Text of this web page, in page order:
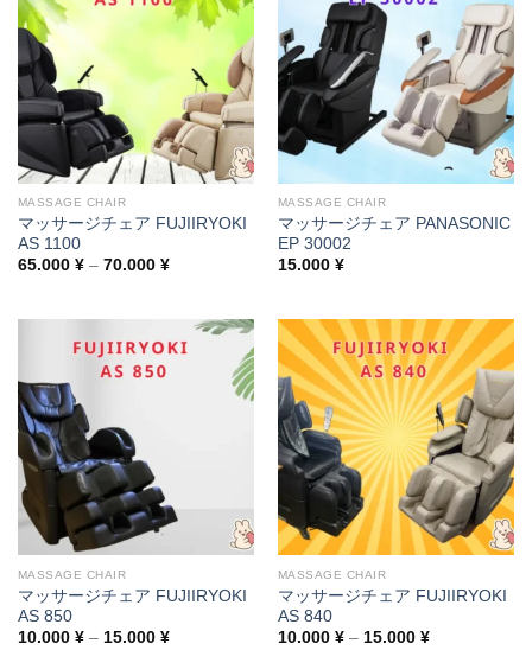
MASSAGE CHAIR
マッサージチェア FUJIIRYOKI
AS 1100
65.000 ¥ – 70.000 ¥Price
70.000 ¥
MASSAGE CHAIR
マッサージチェア PANASONIC
EP 30002
15.000 ¥
MASSAGE CHAIR
マッサージチェア FUJIIRYOKI
AS 850
10.000 ¥ – 15.000 ¥Price
MASSAGE CHAIR
マッサージチェア FUJIIRYOKI
AS 840
10.000 ¥ – 15.000 ¥Price